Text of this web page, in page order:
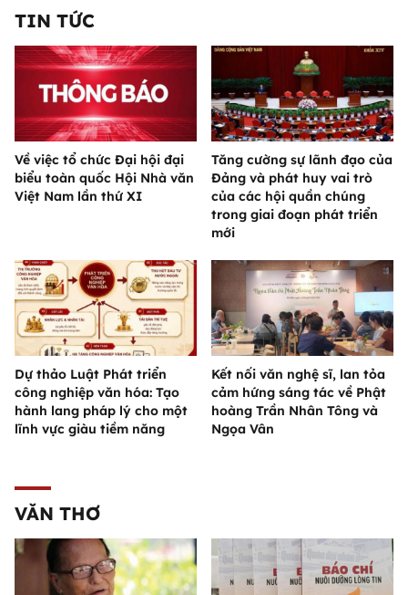
TIN TỨC
Về việc tổ chức Đại hội đại
biểu toàn quốc Hội Nhà văn
Việt Nam lần thứ XI
Tăng cường sự lãnh đạo của
Đảng và phát huy vai trò
của các hội quần chúng
trong giai đoạn phát triển
mới
Dự thảo Luật Phát triển
công nghiệp văn hóa: Tạo
hành lang pháp lý cho một
lĩnh vực giàu tiềm năng
Kết nối văn nghệ sĩ, lan tỏa
cảm hứng sáng tác về Phật
hoàng Trần Nhân Tông và
Ngọa Vân
VĂN THƠ